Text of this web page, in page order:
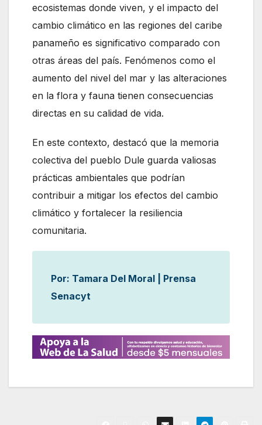
ecosistemas donde viven, y el impacto del
cambio climático en las regiones del caribe
panameño es significativo comparado con
otras áreas del país. Fenómenos como el
aumento del nivel del mar y las alteraciones
en la flora y fauna tienen consecuencias
directas en su calidad de vida.
En este contexto, destacó que la memoria
colectiva del pueblo Dule guarda valiosas
prácticas ambientales que podrían
contribuir a mitigar los efectos del cambio
climático y fortalecer la resiliencia
comunitaria.
Por: Tamara Del Moral | Prensa
Senacyt